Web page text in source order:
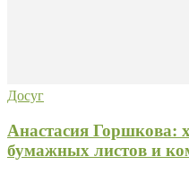
Досуг
Анастасия Горшкова:
бумажных листов и